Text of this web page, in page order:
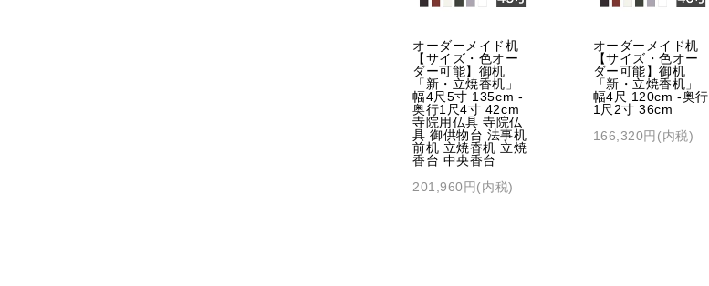
オーダーメイド机
【サイズ・色オー
ダー可能】御机
「新・立焼香机」
幅4尺5寸 135cm -
奥行1尺4寸 42cm
寺院用仏具 寺院仏
具 御供物台 法事机
前机 立焼香机 立焼
香台 中央香台
201,960円(内税)
オーダーメイド机
【サイズ・色オー
ダー可能】御机
「新・立焼香机」
幅4尺 120cm -奥行
1尺2寸 36cm
166,320円(内税)